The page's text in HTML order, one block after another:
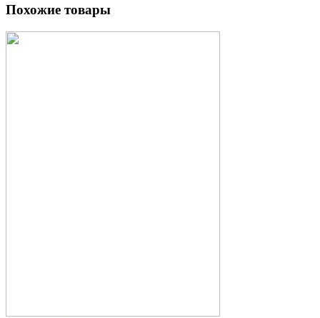
Похожие товары